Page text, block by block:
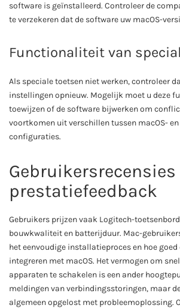
software is geïnstalleerd. Controleer de
te verzekeren dat de software uw macOS-
Functionaliteit van
Als speciale toetsen niet werken, controleer
instellingen opnieuw. Mogelijk moet u deze
toewijzen of de software bijwerken om
voortkomen uit verschillen tussen macOS-
configuraties.
Gebruikersrecensies
prestatiefeedback
Gebruikers prijzen vaak Logitech-
bouwkwaliteit en batterijduur. Mac-
het eenvoudige installatieproces en hoe
integreren met macOS. Het vermogen om
apparaten te schakelen is een ander
meldingen van verbindingsstoringen, maar
algemeen opgelost met probleemoplossing.